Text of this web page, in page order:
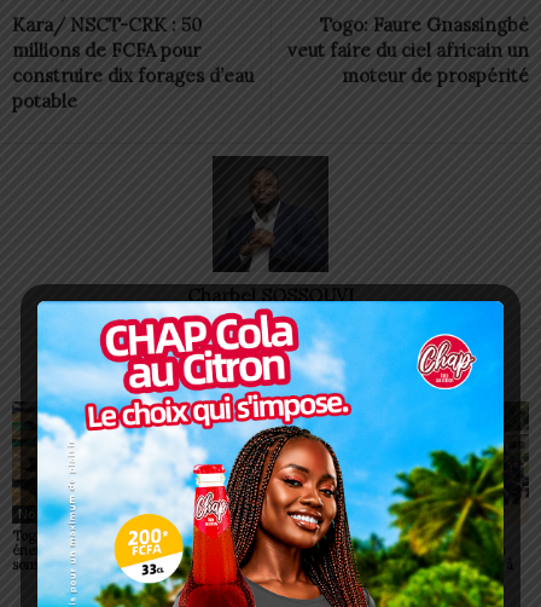
Kara/ NSCT-CRK : 50
millions de FCFA pour
construire dix forages d’eau
potable
Togo: Faure Gnassingbé
veut faire du ciel africain un
moteur de prospérité
ARTICLES CONNEXES PLUS DE L'AUTEUR
Non classé
Togo/ Boissons
énergisantes: l’État tire la
sonnette d’alarme
Non classé
Togo/ Rentrée scolaire
2026-2027: consultez la
liste officielle des écoles
autorisées
Non classé
ESSAL 2026 : les
admissibles convoqués
pour la visite médicale à
Lomé